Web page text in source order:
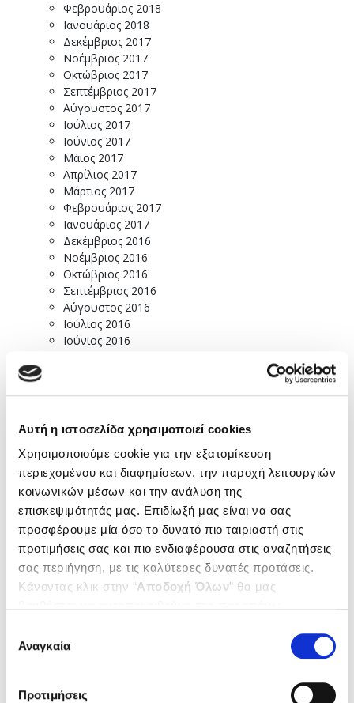
Αυτή η ιστοσελίδα χρησιμοποιεί cookies
Χρησιμοποιούμε cookie για την εξατομίκευση
περιεχομένου και διαφημίσεων, την παροχή λειτουργιών
κοινωνικών μέσων και την ανάλυση της
επισκεψιμότητάς μας. Επιδίωξή μας είναι να σας
προσφέρουμε μία όσο το δυνατό πιο ταιριαστή στις
προτιμήσεις σας και πιο ενδιαφέρουσα στις αναζητήσεις
σας περιήγηση, με τις καλύτερες δυνατές προτάσεις.
Κάνοντας κλικ στην “Αποδοχή Όλων” θα μας
ενδιαφέρουν και να επιλέξετε από τα παρακάτω με την
”. Μπορείτε να ενημερωθείτε
. Όπως και
συγκατάθεσης
Αναγκαία
Προτιμήσεις
Φεβρουάριος 2018
Ιανουάριος 2018
Δεκέμβριος 2017
Νοέμβριος 2017
Οκτώβριος 2017
Σεπτέμβριος 2017
Αύγουστος 2017
Ιούλιος 2017
Ιούνιος 2017
Μάιος 2017
Απρίλιος 2017
Μάρτιος 2017
Φεβρουάριος 2017
Ιανουάριος 2017
Δεκέμβριος 2016
Νοέμβριος 2016
Οκτώβριος 2016
Σεπτέμβριος 2016
Αύγουστος 2016
Ιούλιος 2016
Ιούνιος 2016
Ιανουάριος 2016
Δεκέμβριος 2015
Νοέμβριος 2015
Οκτώβριος 2015
Σεπτέμβριος 2015
Αύγουστος 2015
Ιούλιος 2015
Ιούνιος 2015
Μάιος 2015
Απρίλιος 2015
Μάρτιος 2015
Νοέμβριος 2014
Σεπτέμβριος 2014